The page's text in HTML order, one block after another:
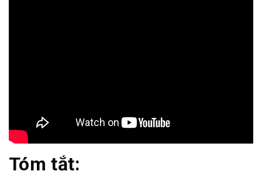
Tóm tắt: